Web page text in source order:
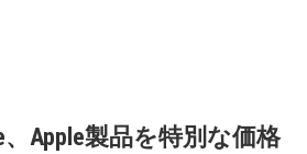
、Apple製品を特別な価格